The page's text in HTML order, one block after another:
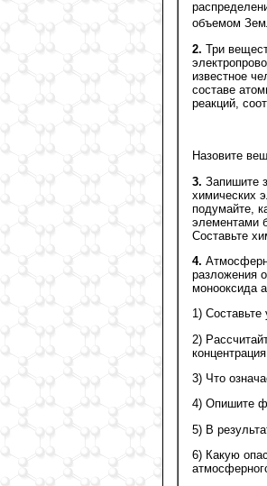
объемом
2. Три
известное
составе
реакций,
Назовите
3. Запишите
химических
подумайте,
элементами
Составьте
4.
разложения
монооксида
1)
2)
3) Что
4) Опишите
5) В
6) Какую